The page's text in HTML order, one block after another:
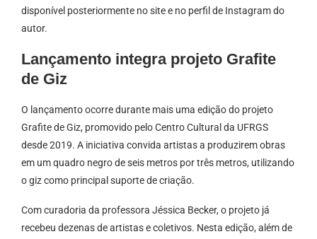
disponível posteriormente no site e no perfil de Instagram do
autor.
Lançamento integra projeto Grafite
de Giz
O lançamento ocorre durante mais uma edição do projeto
Grafite de Giz, promovido pelo Centro Cultural da UFRGS
desde 2019. A iniciativa convida artistas a produzirem obras
em um quadro negro de seis metros por três metros, utilizando
o giz como principal suporte de criação.
Com curadoria da professora Jéssica Becker, o projeto já
recebeu dezenas de artistas e coletivos. Nesta edição, além de